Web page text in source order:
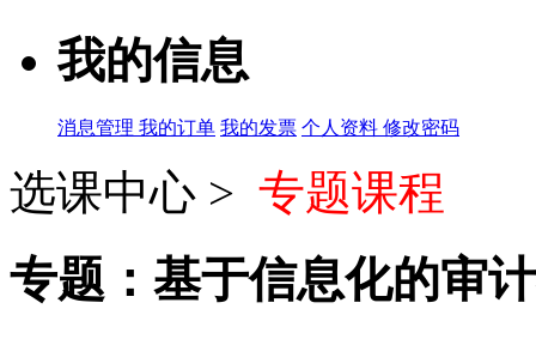
我的信息
消息管理 我的订单 我的发票 个人资料 修改密码
选课中心 > 专题课程
专题：基于信息化的审